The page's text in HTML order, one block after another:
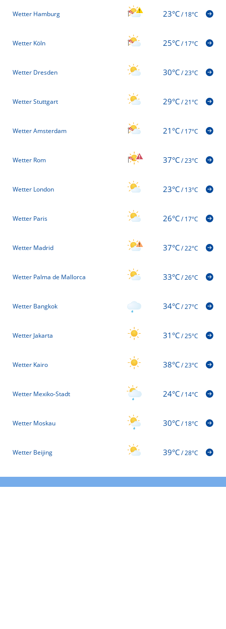
Wetter Hamburg 23°C/18°C
Wetter Köln 25°C/17°C
Wetter Dresden 30°C/23°C
Wetter Stuttgart 29°C/21°C
Wetter Amsterdam 21°C/17°C
Wetter Rom 37°C/23°C
Wetter London 23°C/13°C
Wetter Paris 26°C/17°C
Wetter Madrid 37°C/22°C
Wetter Palma de Mallorca 33°C/26°C
Wetter Bangkok 34°C/27°C
Wetter Jakarta 31°C/25°C
Wetter Kairo 38°C/23°C
Wetter Mexiko-Stadt 24°C/14°C
Wetter Moskau 30°C/18°C
Wetter Beijing 39°C/28°C